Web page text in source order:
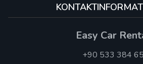
Easy Car
+90 533 384